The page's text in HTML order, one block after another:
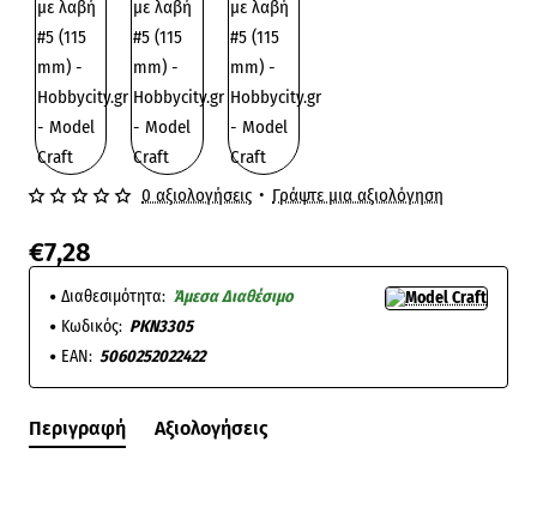
0 αξιολογήσεις • Γράψτε μια αξιολόγηση
€7,28
Διαθεσιμότητα: Άμεσα Διαθέσιμο
Κωδικός: PKN3305
EAN: 5060252022422
Περιγραφή Αξιολογήσεις